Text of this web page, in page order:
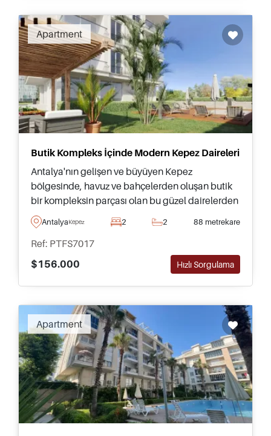
Apartment
Butik Kompleks İçinde Modern Kepez Daireleri
Antalya'nın gelişen ve büyüyen Kepez
bölgesinde, havuz ve bahçelerden oluşan butik
bir kompleksin parçası olan bu güzel dairelerden
birini satın alırken iki veya üç odalı
seçeneklerden tercih yapabilirsiniz.
AntalyaKepez 2 2 88 metrekare
Ref: PTFS7017
$156.000
Hızlı Sorgulama
Apartment